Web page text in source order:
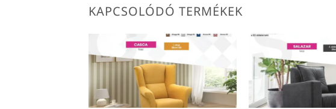
KAPCSOLÓDÓ TERMÉKEK